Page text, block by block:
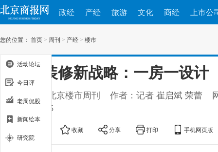
政经 产经 旅游 文化 商经 上市公
您的位置： 首页 > 周刊 > 产经 > 楼市
贝壳装修新战略：一房一设计
出处：新北京楼市周刊 作者：记者 崔启斌 荣蕾
2018-10-25
收藏 分享 打印 手机网页版
活动论坛
今日评
老周侃股
新闻绘本
研究院